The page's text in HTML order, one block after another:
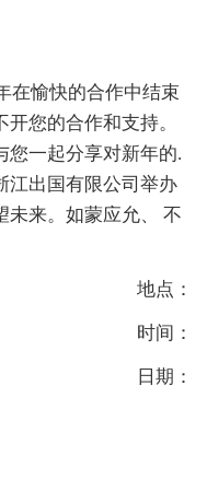
在愉快的合作中结束
您的合作和支持。
您一起分享对新年的.
江出国有限公司举办
未来。如蒙应允、 不
地点：
时间：
日期：